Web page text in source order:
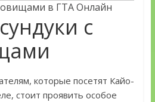
в ГТА Онлайн
с
которые посетят Кайо-
стоит проявить особое